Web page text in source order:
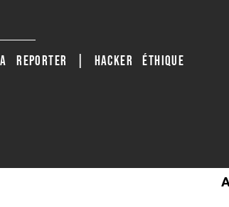
| HACKER ÉTHIQUE